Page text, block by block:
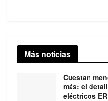
Más noticias
Cuestan
más: el
eléctricos